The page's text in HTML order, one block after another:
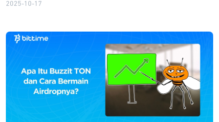
2025-10-17